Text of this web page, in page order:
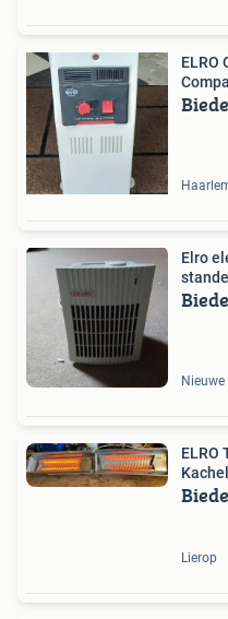
ELRO
Elro
Nieuwe
ELRO
Kachel
Lierop